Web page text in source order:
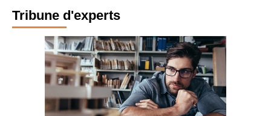
Tribune d'experts